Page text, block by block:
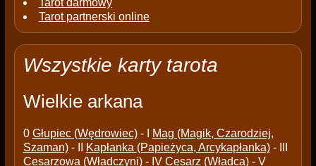
Tarot darmowy
Tarot partnerski online
Wszystkie karty tarota
Wielkie arkana
0 Głupiec (Wędrowiec)- I
Mag (Magik, Czarodziej,
Szaman)- II Kapłanka (Papieżyca, Arcykapłanka)- III
Cesarzowa (Władczyni)- IV Cesarz (Władca)- V